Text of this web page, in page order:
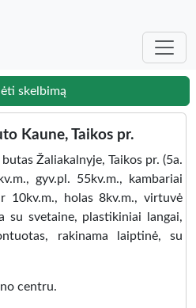
skelbimą
Kaune, Taikos pr.
Žaliakalnyje, Taikos pr. (5a.
gyv.pl. 55kv.m., kambariai
10kv.m., holas 8kv.m., virtuvė
su svetaine, plastikiniai langai,
rakinama laiptinė, su
centru.